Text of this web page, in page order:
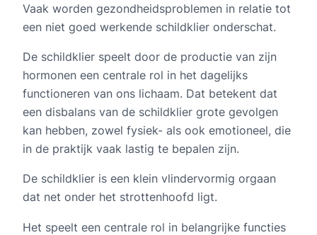
Vaak worden gezondheidsproblemen in relatie tot
een niet goed werkende schildklier onderschat.
De schildklier speelt door de productie van zijn
hormonen een centrale rol in het dagelijks
functioneren van ons lichaam. Dat betekent dat
een disbalans van de schildklier grote gevolgen
kan hebben, zowel fysiek- als ook emotioneel, die
in de praktijk vaak lastig te bepalen zijn.
De schildklier is een klein vlindervormig orgaan
dat net onder het strottenhoofd ligt.
Het speelt een centrale rol in belangrijke functies